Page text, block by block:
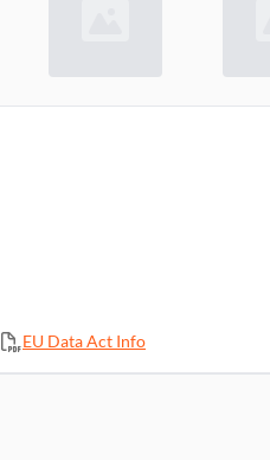
EU Data Act Info